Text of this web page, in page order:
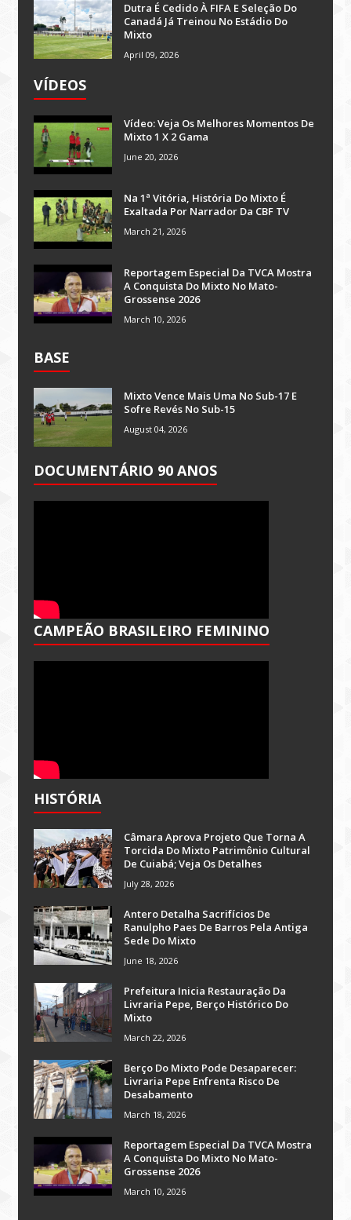
Dutra É Cedido À FIFA E Seleção Do
Canadá Já Treinou No Estádio Do
Mixto
April 09, 2026
VÍDEOS
Vídeo: Veja Os Melhores Momentos De
Mixto 1 X 2 Gama
June 20, 2026
Na 1ª Vitória, História Do Mixto É
Exaltada Por Narrador Da CBF TV
March 21, 2026
Reportagem Especial Da TVCA Mostra
A Conquista Do Mixto No Mato-
Grossense 2026
March 10, 2026
BASE
Mixto Vence Mais Uma No Sub-17 E
Sofre Revés No Sub-15
August 04, 2026
DOCUMENTÁRIO 90 ANOS
CAMPEÃO BRASILEIRO FEMININO
HISTÓRIA
Câmara Aprova Projeto Que Torna A
Torcida Do Mixto Patrimônio Cultural
De Cuiabá; Veja Os Detalhes
July 28, 2026
Antero Detalha Sacrifícios De
Ranulpho Paes De Barros Pela Antiga
Sede Do Mixto
June 18, 2026
Prefeitura Inicia Restauração Da
Livraria Pepe, Berço Histórico Do
Mixto
March 22, 2026
Berço Do Mixto Pode Desaparecer:
Livraria Pepe Enfrenta Risco De
Desabamento
March 18, 2026
Reportagem Especial Da TVCA Mostra
A Conquista Do Mixto No Mato-
Grossense 2026
March 10, 2026